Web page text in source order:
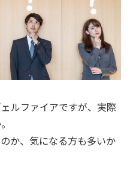
ルファイアですが、実際
か、気になる方も多いか